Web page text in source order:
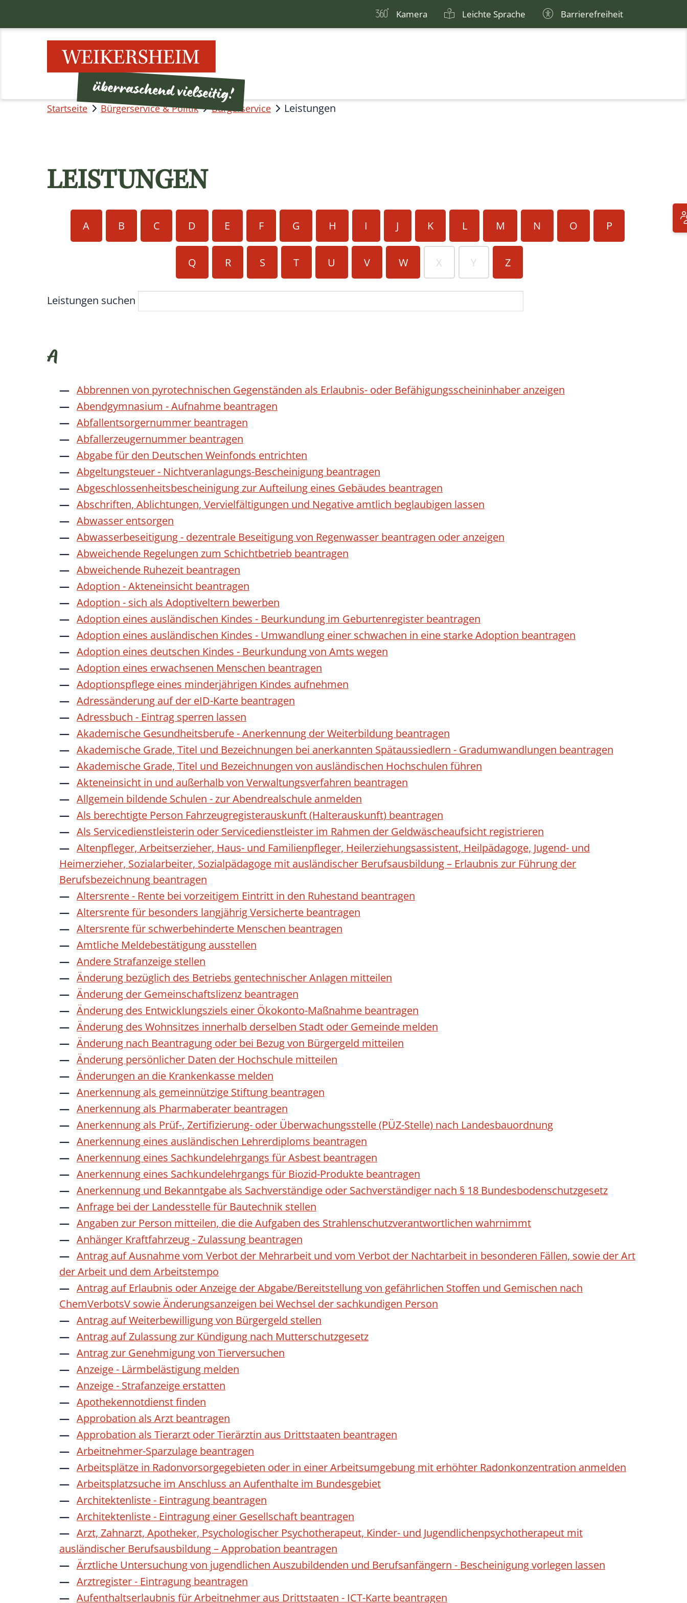
Kamera Leichte Sprache Barrierefreiheit
Startseite Bürgerservice & Politik Bürgerservice Leistungen
LEISTUNGEN
A B C D E F G H I J K L M N O P
Q R S T U V W X Y Z
Leistungen suchen
A
Abbrennen von pyrotechnischen Gegenständen als Erlaubnis- oder Befähigungsscheininhaber anzeigen
Abendgymnasium - Aufnahme beantragen
Abfallentsorgernummer beantragen
Abfallerzeugernummer beantragen
Abgabe für den Deutschen Weinfonds entrichten
Abgeltungsteuer - Nichtveranlagungs-Bescheinigung beantragen
Abgeschlossenheitsbescheinigung zur Aufteilung eines Gebäudes beantragen
Abschriften, Ablichtungen, Vervielfältigungen und Negative amtlich beglaubigen lassen
Abwasser entsorgen
Abwasserbeseitigung - dezentrale Beseitigung von Regenwasser beantragen oder anzeigen
Abweichende Regelungen zum Schichtbetrieb beantragen
Abweichende Ruhezeit beantragen
Adoption - Akteneinsicht beantragen
Adoption - sich als Adoptiveltern bewerben
Adoption eines ausländischen Kindes - Beurkundung im Geburtenregister beantragen
Adoption eines ausländischen Kindes - Umwandlung einer schwachen in eine starke Adoption beantragen
Adoption eines deutschen Kindes - Beurkundung von Amts wegen
Adoption eines erwachsenen Menschen beantragen
Adoptionspflege eines minderjährigen Kindes aufnehmen
Adressänderung auf der eID-Karte beantragen
Adressbuch - Eintrag sperren lassen
Akademische Gesundheitsberufe - Anerkennung der Weiterbildung beantragen
Akademische Grade, Titel und Bezeichnungen bei anerkannten Spätaussiedlern - Gradumwandlungen beantragen
Akademische Grade, Titel und Bezeichnungen von ausländischen Hochschulen führen
Akteneinsicht in und außerhalb von Verwaltungsverfahren beantragen
Allgemein bildende Schulen - zur Abendrealschule anmelden
Als berechtigte Person Fahrzeugregisterauskunft (Halterauskunft) beantragen
Als Servicedienstleisterin oder Servicedienstleister im Rahmen der Geldwäscheaufsicht registrieren
Altenpfleger, Arbeitserzieher, Haus- und Familienpfleger, Heilerziehungsassistent, Heilpädagoge, Jugend- und
Heimerzieher, Sozialarbeiter, Sozialpädagoge mit ausländischer Berufsausbildung – Erlaubnis zur Führung der
Berufsbezeichnung beantragen
Altersrente - Rente bei vorzeitigem Eintritt in den Ruhestand beantragen
Altersrente für besonders langjährig Versicherte beantragen
Altersrente für schwerbehinderte Menschen beantragen
Amtliche Meldebestätigung ausstellen
Andere Strafanzeige stellen
Änderung bezüglich des Betriebs gentechnischer Anlagen mitteilen
Änderung der Gemeinschaftslizenz beantragen
Änderung des Entwicklungsziels einer Ökokonto-Maßnahme beantragen
Änderung des Wohnsitzes innerhalb derselben Stadt oder Gemeinde melden
Änderung nach Beantragung oder bei Bezug von Bürgergeld mitteilen
Änderung persönlicher Daten der Hochschule mitteilen
Änderungen an die Krankenkasse melden
Anerkennung als gemeinnützige Stiftung beantragen
Anerkennung als Pharmaberater beantragen
Anerkennung als Prüf-, Zertifizierung- oder Überwachungsstelle (PÜZ-Stelle) nach Landesbauordnung
Anerkennung eines ausländischen Lehrerdiploms beantragen
Anerkennung eines Sachkundelehrgangs für Asbest beantragen
Anerkennung eines Sachkundelehrgangs für Biozid-Produkte beantragen
Anerkennung und Bekanntgabe als Sachverständige oder Sachverständiger nach § 18 Bundesbodenschutzgesetz
Anfrage bei der Landesstelle für Bautechnik stellen
Angaben zur Person mitteilen, die die Aufgaben des Strahlenschutzverantwortlichen wahrnimmt
Anhänger Kraftfahrzeug - Zulassung beantragen
Antrag auf Ausnahme vom Verbot der Mehrarbeit und vom Verbot der Nachtarbeit in besonderen Fällen, sowie der Art
der Arbeit und dem Arbeitstempo
Antrag auf Erlaubnis oder Anzeige der Abgabe/Bereitstellung von gefährlichen Stoffen und Gemischen nach
ChemVerbotsV sowie Änderungsanzeigen bei Wechsel der sachkundigen Person
Antrag auf Weiterbewilligung von Bürgergeld stellen
Antrag auf Zulassung zur Kündigung nach Mutterschutzgesetz
Antrag zur Genehmigung von Tierversuchen
Anzeige - Lärmbelästigung melden
Anzeige - Strafanzeige erstatten
Apothekennotdienst finden
Approbation als Arzt beantragen
Approbation als Tierarzt oder Tierärztin aus Drittstaaten beantragen
Arbeitnehmer-Sparzulage beantragen
Arbeitsplätze in Radonvorsorgegebieten oder in einer Arbeitsumgebung mit erhöhter Radonkonzentration anmelden
Arbeitsplatzsuche im Anschluss an Aufenthalte im Bundesgebiet
Architektenliste - Eintragung beantragen
Architektenliste - Eintragung einer Gesellschaft beantragen
Arzt, Zahnarzt, Apotheker, Psychologischer Psychotherapeut, Kinder- und Jugendlichenpsychotherapeut mit
ausländischer Berufsausbildung – Approbation beantragen
Ärztliche Untersuchung von jugendlichen Auszubildenden und Berufsanfängern - Bescheinigung vorlegen lassen
Arztregister - Eintragung beantragen
Aufenthaltserlaubnis für Arbeitnehmer aus Drittstaaten - ICT-Karte beantragen